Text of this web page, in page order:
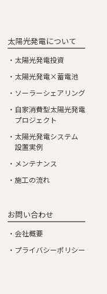
太陽光発電について
太陽光発電投資
太陽光発電×蓄電池
ソーラーシェアリング
自家消費型太陽光発電
プロジェクト
太陽光発電システム
設置実例
メンテナンス
施工の流れ
お問い合わせ
会社概要
プライバシーポリシー